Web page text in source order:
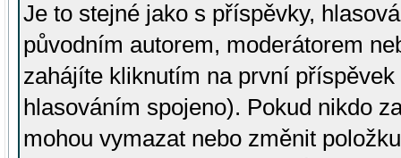
Je to stejné jako s příspěvky,
původním autorem, moderátorem
zahájíte kliknutím na první
hlasováním spojeno). Pokud nikdo
mohou vymazat nebo změnit